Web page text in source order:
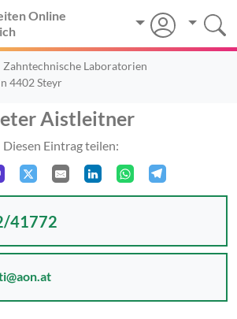
Online
Zahntechnische Laboratorien
4402 Steyr
Aistleitner
Diesen Eintrag teilen:
41772